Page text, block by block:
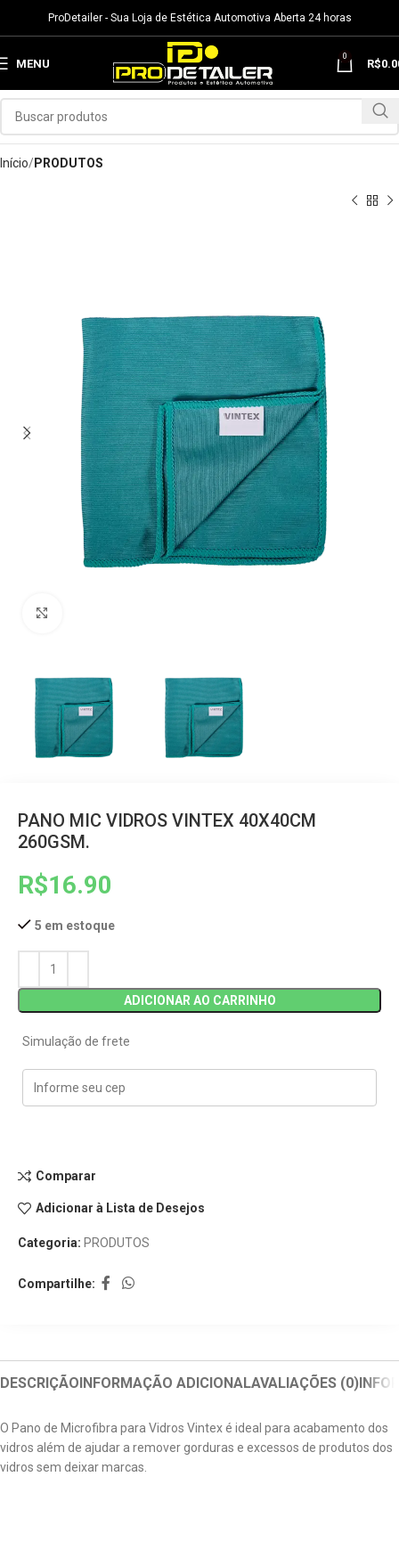
ProDetailer - Sua Loja de Estética Automotiva Aberta 24 horas
MENU
0
R$
Início PRODUTOS
PANO MIC VIDROS VINTEX 40X40CM
260GSM.
R$16.90
5 em estoque
ADICIONAR AO CARRINHO
Simulação de frete
Comparar
Adicionar à Lista de Desejos
Categoria: PRODUTOS
Compartilhe:
DESCRIÇÃOINFORMAÇÃO ADICIONALAVALIAÇÕES (0)
O Pano de Microfibra para Vidros Vintex é ideal para acabamento dos
vidros além de ajudar a remover gorduras e excessos de produtos dos
vidros sem deixar marcas.